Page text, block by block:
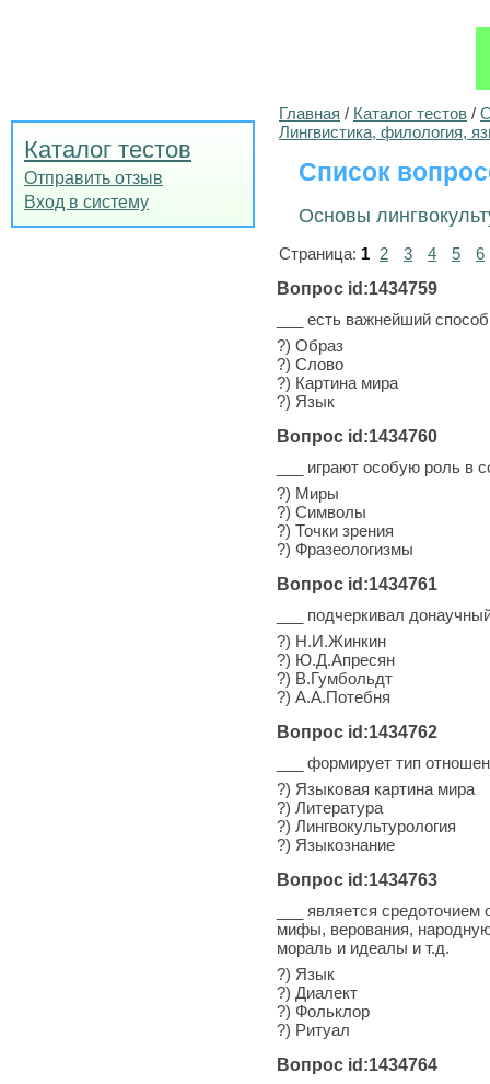
Каталог тестов
Отправить отзыв
Вход в систему
Главная / Каталог тестов /
Лингвистика, филология,
Список
Основы
Страница: 1 2 3 4 5
6
Вопрос id:1434759
___ есть важнейший
?) Образ
?) Слово
?) Картина мира
?) Язык
Вопрос id:1434760
___ играют особую роль в
?) Миры
?) Символы
?) Точки зрения
?) Фразеологизмы
Вопрос id:1434761
___ подчеркивал
?) Н.И.Жинкин
?) Ю.Д.Апресян
?) В.Гумбольдт
?) А.А.Потебня
Вопрос id:1434762
___ формирует тип
?) Языковая картина мира
?) Литература
?) Лингвокультурология
?) Языкознание
Вопрос id:1434763
___ является
мифы, верования,
мораль и идеалы и т.д.
?) Язык
?) Диалект
?) Фольклор
?) Ритуал
Вопрос id:1434764